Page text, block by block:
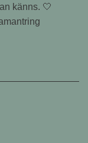
känns. 🤍